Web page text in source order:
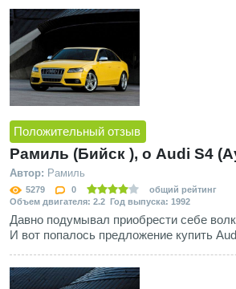
Положительный отзыв
Рамиль (Бийск ), о Audi S4
Автор: Рамиль
5279 0
общий рейтинг
Объем двигателя: 2.2 Год выпуска: 1992
Давно подумывал приобрести себе
И вот попалось предложение купить